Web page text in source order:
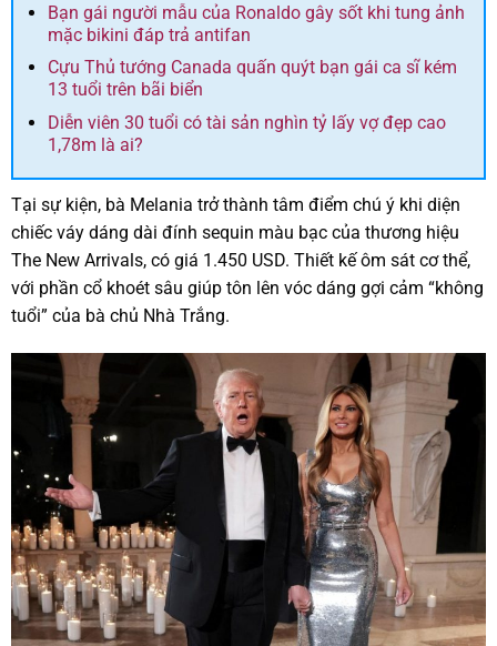
Bạn gái người mẫu của Ronaldo gây sốt khi tung ảnh
mặc bikini đáp trả antifan
Cựu Thủ tướng Canada quấn quýt bạn gái ca sĩ kém
13 tuổi trên bãi biển
Diễn viên 30 tuổi có tài sản nghìn tỷ lấy vợ đẹp cao
1,78m là ai?
Tại sự kiện, bà Melania trở thành tâm điểm chú ý khi diện
chiếc váy dáng dài đính sequin màu bạc của thương hiệu
The New Arrivals, có giá 1.450 USD. Thiết kế ôm sát cơ thể,
với phần cổ khoét sâu giúp tôn lên vóc dáng gợi cảm “không
tuổi” của bà chủ Nhà Trắng.